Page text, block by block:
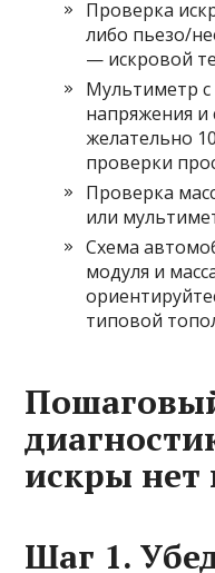
Проверка
либо пьезо/
— искровой
Мультиметр
напряжения и
желательно
проверки
Проверка
или
Схема
модуля и
типовой
искры нет
Шаг 1.